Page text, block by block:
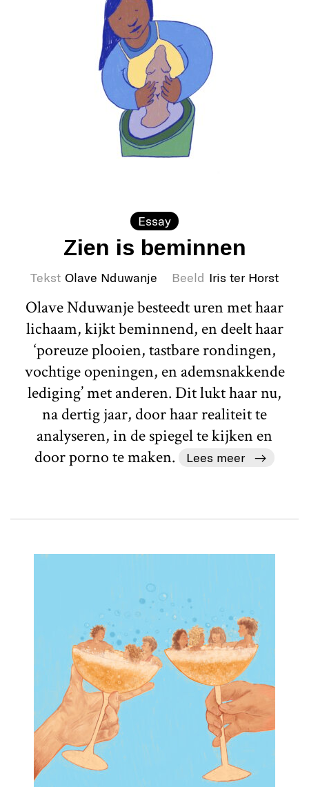
Essay
Zien is beminnen
Tekst Olave Nduwanje Beeld Iris ter Horst
Olave Nduwanje besteedt uren met haar
lichaam, kijkt beminnend, en deelt haar
‘poreuze plooien, tastbare rondingen,
vochtige openingen, en ademsnakkende
lediging’ met anderen. Dit lukt haar nu,
na dertig jaar, door haar realiteit te
analyseren, in de spiegel te kijken en
door porno te maken.
Lees meer